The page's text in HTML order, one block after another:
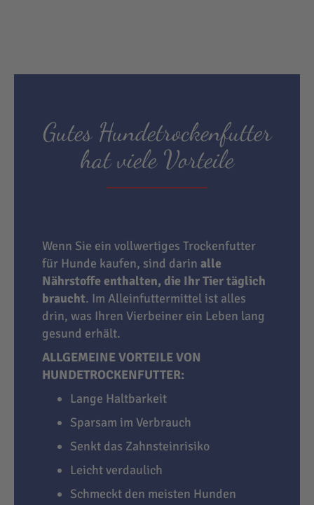
Gutes Hundetrockenfutter
hat viele Vorteile
Wenn Sie ein vollwertiges Trockenfutter
für Hunde kaufen, sind darin alle
Nährstoffe enthalten, die Ihr Tier täglich
braucht. Im Alleinfuttermittel ist alles
drin, was Ihren Vierbeiner ein Leben lang
gesund erhält.
ALLGEMEINE VORTEILE VON
HUNDETROCKENFUTTER:
Lange Haltbarkeit
Sparsam im Verbrauch
Senkt das Zahnsteinrisiko
Leicht verdaulich
Schmeckt den meisten Hunden